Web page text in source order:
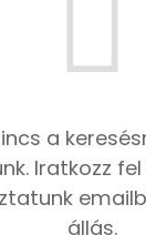
a
Iratkozz
állás.